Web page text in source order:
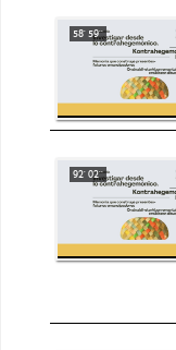
58' 59''
92' 02''